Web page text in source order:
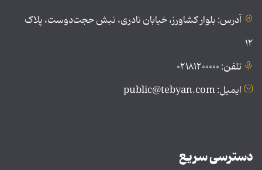
آدرس: بلوار کشاورز، خیابان نادری، نبش حجت‌دوست، پلاک
۱۲
تلفن: ۰۲۱۸۱۲۰۰۰۰۰
ایمیل: public@tebyan.com
دسترسی سریع